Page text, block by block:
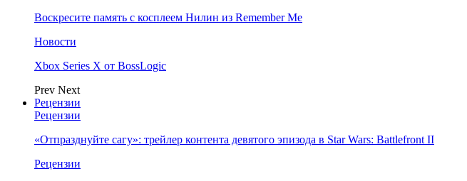
Воскресите память с косплеем Нилин из Remember Me
Новости
Xbox Series X от BossLogic
Prev Next
Рецензии
Рецензии
«Отпразднуйте сагу»: трейлер контента девятого эпизода в Star Wars: Battlefront II
Рецензии